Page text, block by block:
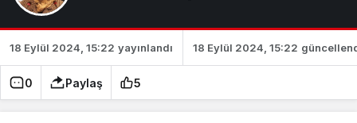
18 Eylül 2024, 15:22 yayınlandı 18 Eylül 2024, 15:22
0 Paylaş 5